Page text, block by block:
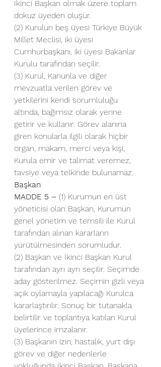
İkinci Başkan olmak üzere toplam
dokuz üyeden oluşur.
(2) Kurulun beş üyesi Türkiye Büyük
Millet Meclisi, iki üyesi
Cumhurbaşkanı, iki üyesi Bakanlar
Kurulu tarafından seçilir.
(3) Kurul, Kanunla ve diğer
mevzuatla verilen görev ve
yetkilerini kendi sorumluluğu
altında, bağımsız olarak yerine
getirir ve kullanır. Görev alanına
giren konularla ilgili olarak hiçbir
organ, makam, merci veya kişi,
Kurula emir ve talimat veremez,
tavsiye veya telkinde bulunamaz.
Başkan
MADDE 5 – (1) Kurumun en üst
yöneticisi olan Başkan, Kurumun
genel yönetim ve temsili ile Kurul
tarafından alınan kararların
yürütülmesinden sorumludur.
(2) Başkan ve İkinci Başkan Kurul
tarafından ayrı ayrı seçilir. Seçimde
aday gösterilmez. Seçimin gizli veya
açık oylamayla yapılacağı Kurulca
kararlaştırılır. Sonuç bir tutanakla
belirtilir ve toplantıya katılan Kurul
üyelerince imzalanır.
(3) Başkanın izin, hastalık, yurt dışı
görev ve diğer nedenlerle